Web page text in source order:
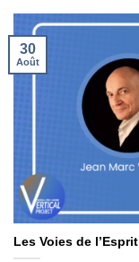
Les Voies de
30
Août